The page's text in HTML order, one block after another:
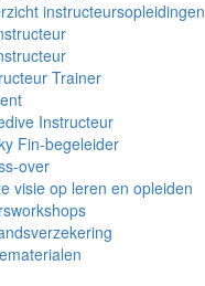
instructeursopleidingen
Trainer
Instructeur
Fin-begeleider
over
visie op leren en opleiden